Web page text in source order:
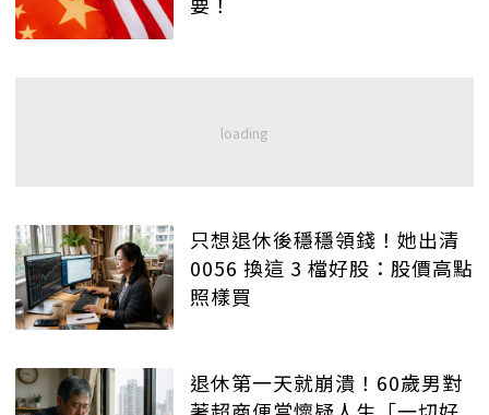
只想退休後穩穩領錢！她出清
0056 換這 3 檔好股：股價高點
照樣買
退休第一天就崩潰！60歲男對